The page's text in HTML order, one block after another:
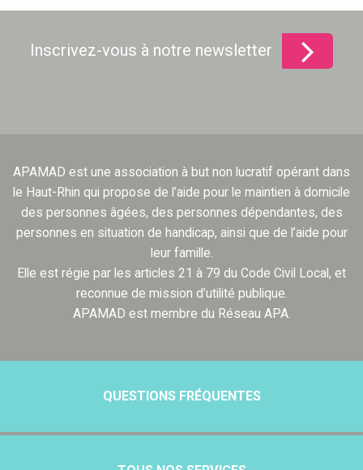
Inscrivez-vous à notre newsletter
APAMAD est une association à but non lucratif opérant dans
le Haut-Rhin qui propose de l’aide pour le maintien à domicile
des personnes âgées, des personnes dépendantes, des
personnes en situation de handicap, ainsi que de l’aide pour
leur famille.
Elle est régie par les articles 21 à 79 du Code Civil Local, et
reconnue de mission d’utilité publique.
APAMAD est membre du Réseau APA.
QUESTIONS FRÉQUENTES